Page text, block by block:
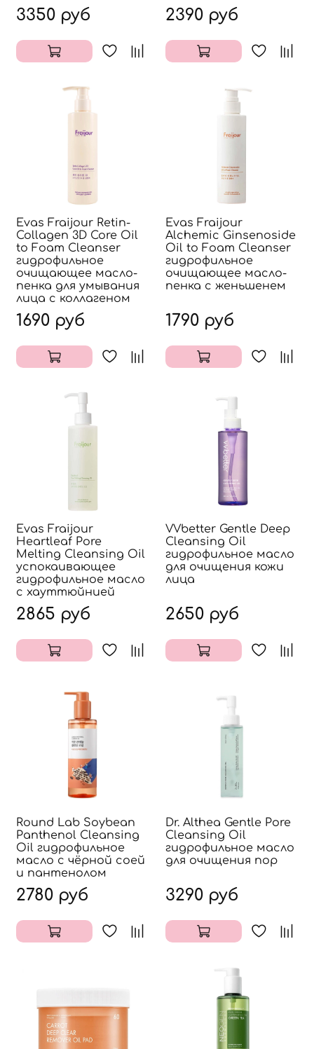
3350 руб 2390 руб
Evas Fraijour Retin-
Collagen 3D Core Oil
to Foam Cleanser
гидрофильное
очищающее масло-
пенка для умывания
лица с коллагеном
1690 руб
Evas Fraijour
Alchemic Ginsenoside
Oil to Foam Cleanser
гидрофильное
очищающее масло-
пенка с женьшенем
1790 руб
Evas Fraijour
Heartleaf Pore
Melting Cleansing Oil
успокаивающее
гидрофильное масло
с хауттюйнией
2865 руб
VVbetter Gentle Deep
Cleansing Oil
гидрофильное масло
для очищения кожи
лица
2650 руб
Round Lab Soybean
Panthenol Cleansing
Oil гидрофильное
масло с чёрной соей
и пантенолом
2780 руб
Dr. Althea Gentle Pore
Cleansing Oil
гидрофильное масло
для очищения пор
3290 руб